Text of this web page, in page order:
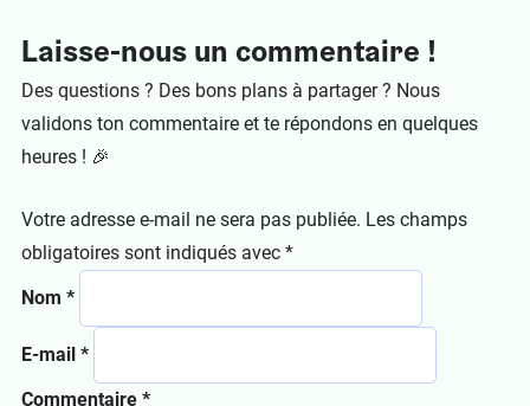
Laisse-nous un commentaire !
Des questions ? Des bons plans à partager ? Nous
validons ton commentaire et te répondons en quelques
heures ! 🎉
Votre adresse e-mail ne sera pas publiée. Les champs
obligatoires sont indiqués avec *
Commentaire *
Nom *
E-mail *